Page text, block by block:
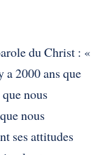
du Christ : «
a 2000 ans que
nous
nous
ses attitudes